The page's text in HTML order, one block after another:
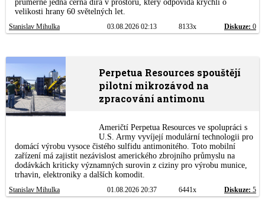
průměrně jedna černá díra v prostoru, který odpovídá krychli o
velikosti hrany 60 světelných let.
Stanislav Mihulka 03.08.2026 02:13 8133x Diskuze: 0
Perpetua Resources spouštějí
pilotní mikrozávod na
zpracování antimonu
Američtí Perpetua Resources ve spolupráci s
U.S. Army vyvíjejí modulární technologii pro
domácí výrobu vysoce čistého sulfidu antimonitého. Toto mobilní
zařízení má zajistit nezávislost amerického zbrojního průmyslu na
dodávkách kriticky významných surovin z ciziny pro výrobu munice,
trhavin, elektroniky a dalších komodit.
Stanislav Mihulka 01.08.2026 20:37 6441x Diskuze: 5